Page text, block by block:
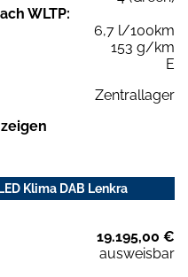
WLTP:
6,7 l/100km
153 g/km
E
Zentrallager
Klima DAB Lenkra
19.195,00 €
ausweisbar